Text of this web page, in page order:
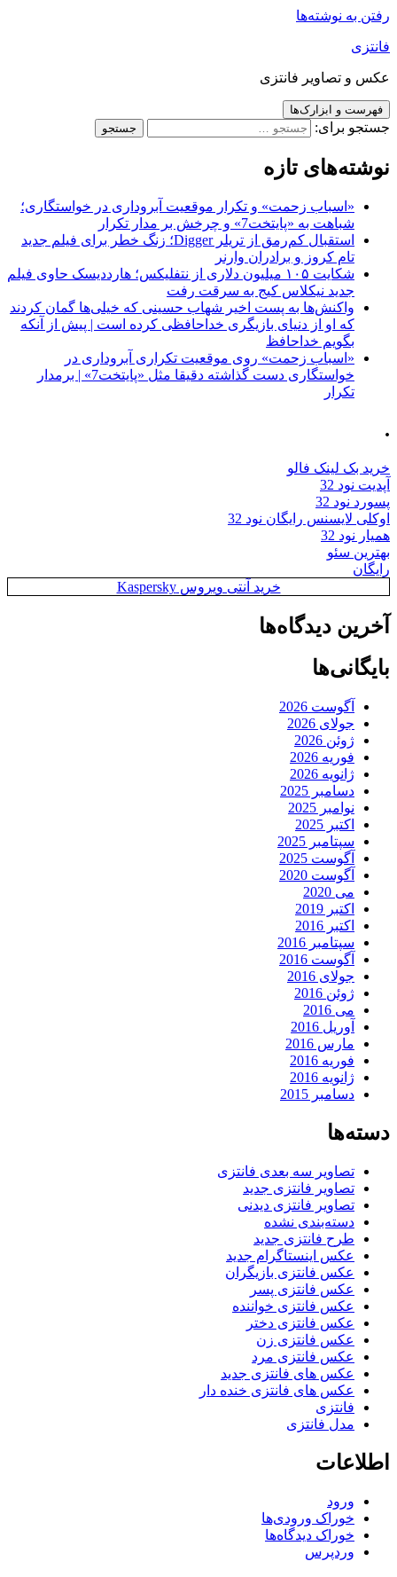
رفتن به نوشته‌ها
فانتزی
عکس و تصاویر فانتزی
فهرست و ابزارک‌ها
جستجو برای:
نوشته‌های تازه
«اسباب زحمت» و تکرار موقعیت آبروداری در خواستگاری؛
شباهت به «پایتخت7» و چرخش بر مدار تکرار
استقبال کم‌رمق از تریلر Digger؛ زنگ خطر برای فیلم جدید
تام کروز و برادران وارنر
شکایت ۱۰۵ میلیون دلاری از نتفلیکس؛ هارددیسک حاوی فیلم
جدید نیکلاس کیج به سرقت رفت
واکنش‌ها به پست اخیر شهاب حسینی که خیلی‌ها گمان کردند
که او از دنیای بازیگری خداحافظی کرده است | پیش از آنکه
بگویم خداحافظ
«اسباب زحمت» روی موقعیت تکراری آبروداری در
خواستگاری دست گذاشته دقیقا مثل «پایتخت7» | برمدار
تکرار
.
خرید بک لینک فالو
آپدیت نود 32
پسورد نود 32
اوکلی لایسنس رایگان نود 32
همیار نود 32
بهترین سئو
رایگان
خرید آنتی ویروس Kaspersky
آخرین دیدگاه‌ها
بایگانی‌ها
آگوست 2026
جولای 2026
ژوئن 2026
فوریه 2026
ژانویه 2026
دسامبر 2025
نوامبر 2025
اکتبر 2025
سپتامبر 2025
آگوست 2025
آگوست 2020
می 2020
اکتبر 2019
اکتبر 2016
سپتامبر 2016
آگوست 2016
جولای 2016
ژوئن 2016
می 2016
آوریل 2016
مارس 2016
فوریه 2016
ژانویه 2016
دسامبر 2015
دسته‌ها
تصاویر سه بعدی فانتزی
تصاویر فانتزی جدید
تصاویر فانتزی دیدنی
دسته‌بندی نشده
طرح فانتزی جدید
عکس اینستاگرام جدید
عکس فانتزی بازیگران
عکس فانتزی پسر
عکس فانتزی خواننده
عکس فانتزی دختر
عکس فانتزی زن
عکس فانتزی مرد
عکس های فانتزی جدید
عکس های فانتزی خنده دار
فانتزی
مدل فانتزی
اطلاعات
ورود
خوراک ورودی‌ها
خوراک دیدگاه‌ها
وردپرس